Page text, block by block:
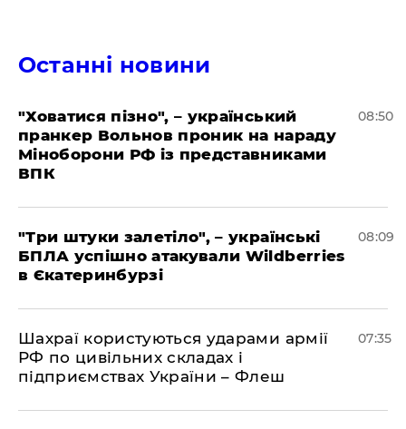
Останні новини
"Ховатися пізно", – український
пранкер Вольнов проник на нараду
Міноборони РФ із представниками
ВПК
08:50
"Три штуки залетіло", – українські
БПЛА успішно атакували Wildberries
в Єкатеринбурзі
08:09
Шахраї користуються ударами армії
РФ по цивільних складах і
підприємствах України – Флеш
07:35